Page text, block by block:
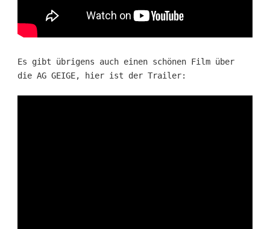
Es gibt übrigens auch einen schönen Film über
die AG GEIGE, hier ist der Trailer: